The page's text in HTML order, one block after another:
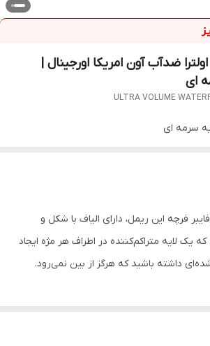
ضدآب آون امریکا اورجینال |
ای
ULTRA VOLUME
سرمه ای
فرچه این ریمل، دارای الیاف با شکل و
یک لایه متراکم‌کننده در اطراف هر مژه ایجاد
داشته باشید که هرگز از بین نمی‌رود.